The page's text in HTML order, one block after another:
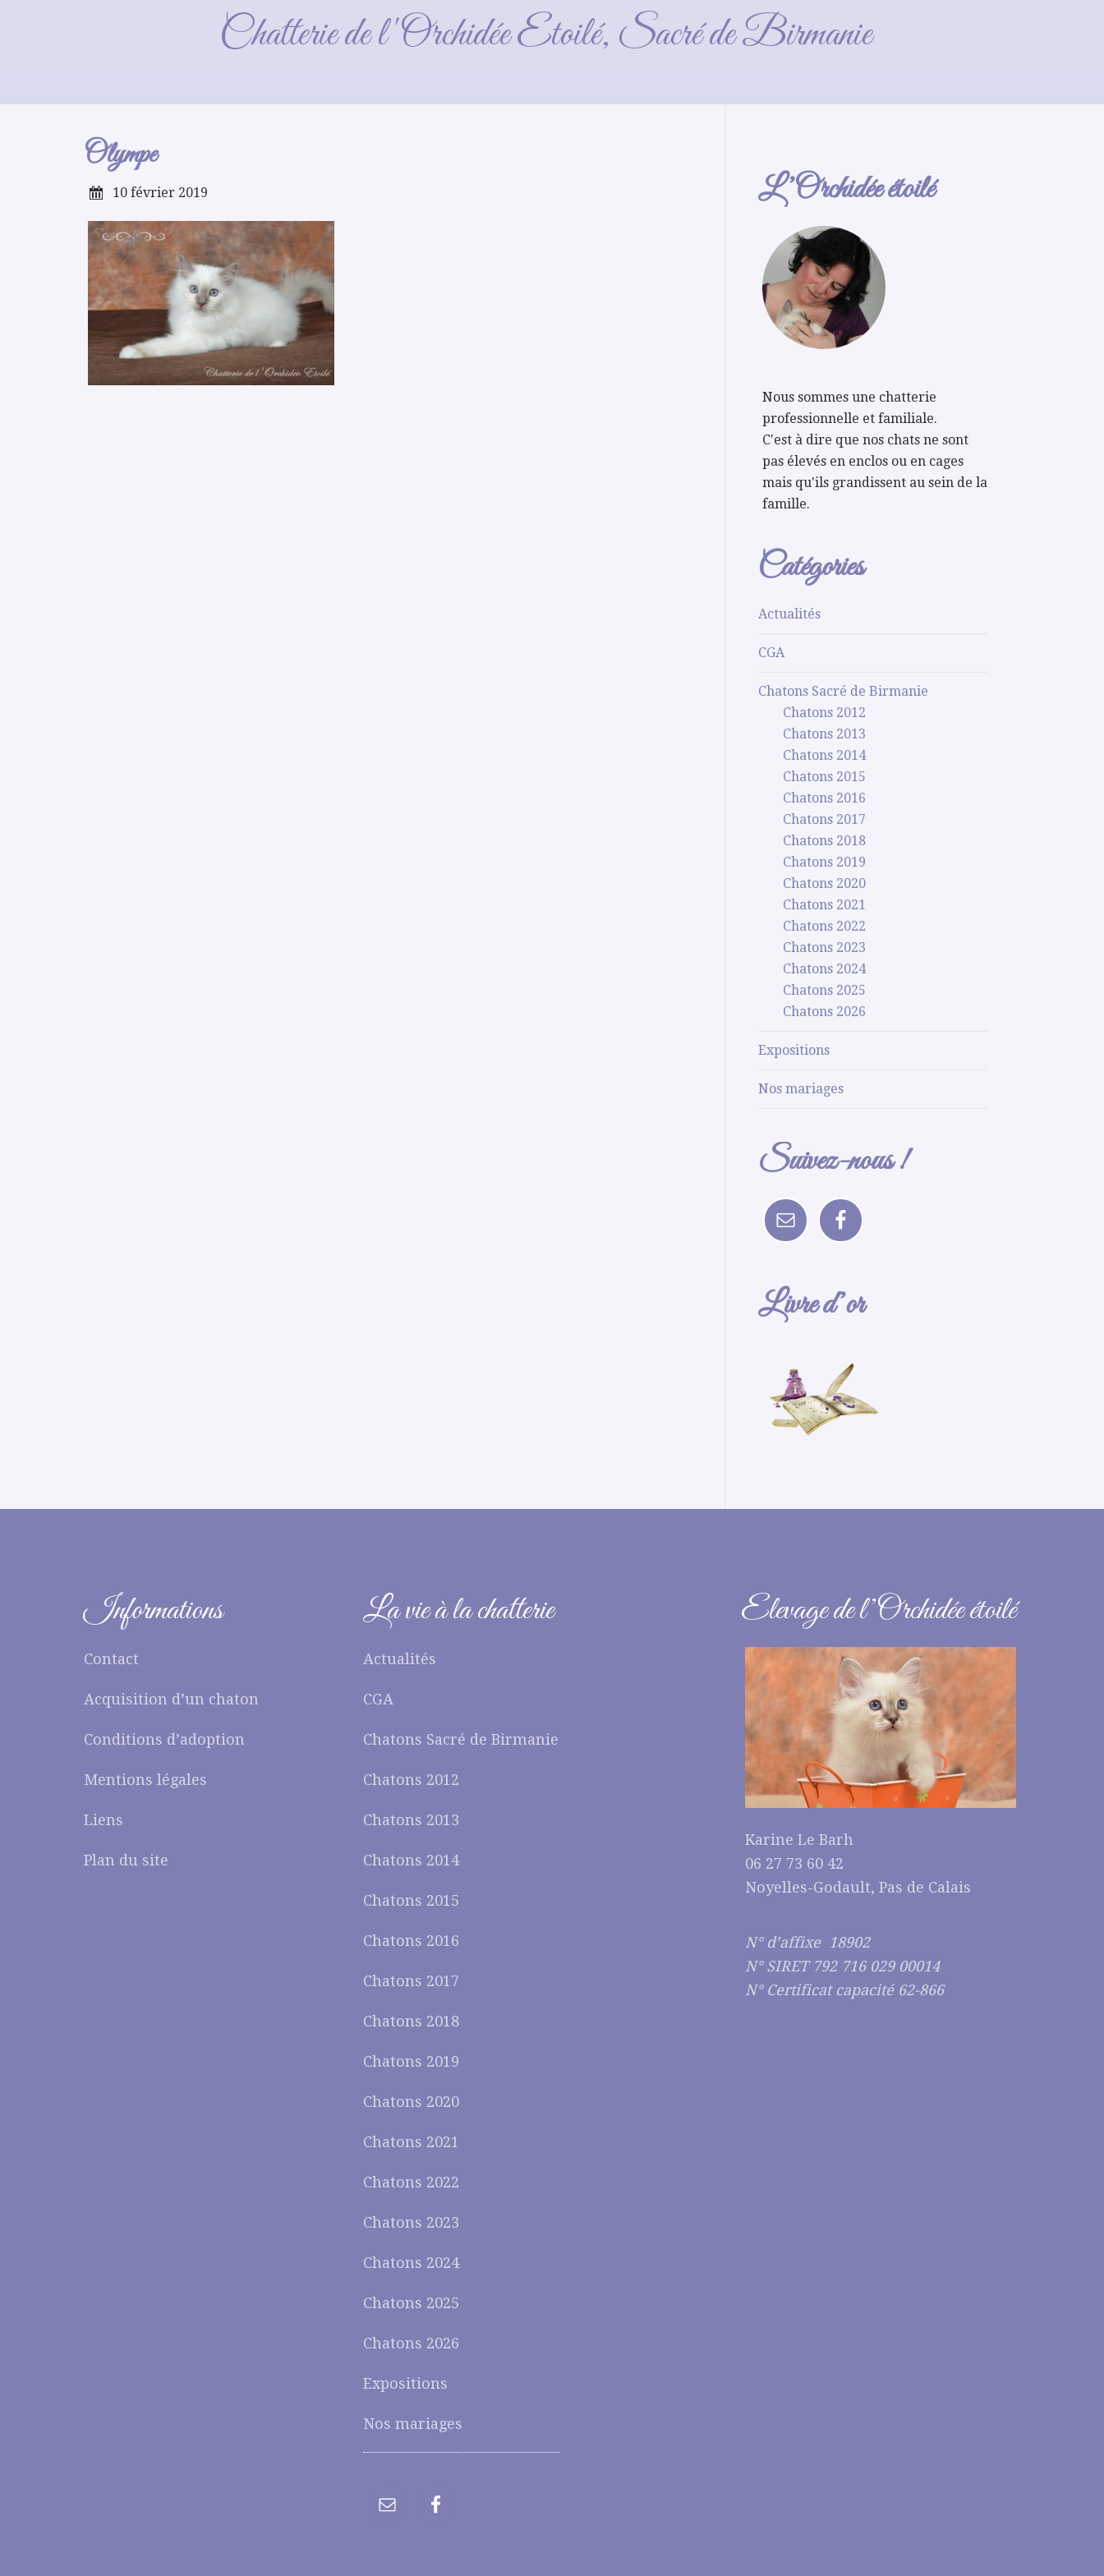
Chatterie de l'Orchidée Etoilé, Sacré de Birmanie
Olympe
Olympe
10 février 2019 L’Orchidée étoilé
Nous sommes une chatterie
professionnelle et familiale.
C'est à dire que nos chats ne sont
pas élevés en enclos ou en cages
mais qu'ils grandissent au sein de la
famille.
Catégories
Actualités
CGA
Chatons Sacré de Birmanie
Chatons 2012
Chatons 2013
Chatons 2014
Chatons 2015
Chatons 2016
Chatons 2017
Chatons 2018
Chatons 2019
Chatons 2020
Chatons 2021
Chatons 2022
Chatons 2023
Chatons 2024
Chatons 2025
Chatons 2026
Expositions
Nos mariages
Suivez-nous !
Livre d’or
Informations
Contact
Acquisition d’un chaton
Conditions d’adoption
Mentions légales
Liens
Plan du site
La vie à la chatterie
Actualités
CGA
Chatons Sacré de Birmanie
Chatons 2012
Chatons 2013
Chatons 2014
Chatons 2015
Chatons 2016
Chatons 2017
Chatons 2018
Chatons 2019
Chatons 2020
Chatons 2021
Chatons 2022
Chatons 2023
Chatons 2024
Chatons 2025
Chatons 2026
Expositions
Nos mariages
Elevage de l’Orchidée étoilé
Karine Le Barh
06 27 73 60 42
Noyelles-Godault, Pas de Calais
N° d’affixe 18902
N° SIRET 792 716 029 00014
N° Certificat capacité 62-866